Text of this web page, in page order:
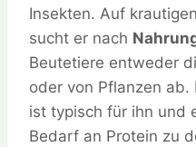
Insekten. Auf
sucht er nach
Beutetiere entweder
oder von Pflanzen ab.
ist typisch für ihn und
Bedarf an Protein zu